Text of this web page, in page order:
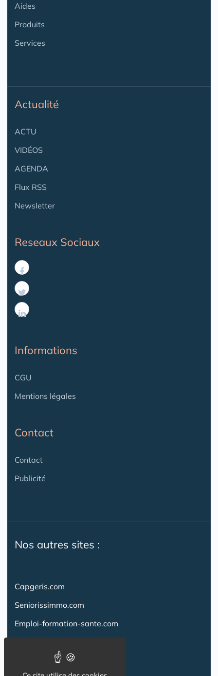
Aides
Produits
Services
Actualité
ACTU
VIDÉOS
AGENDA
Flux RSS
Newsletter
Reseaux Sociaux
Informations
CGU
Mentions légales
Contact
Contact
Publicité
Nos autres sites :
Capgeris.com
Seniorissimmo.com
Emploi-formation-sante.com
Creche-et-naissance.com